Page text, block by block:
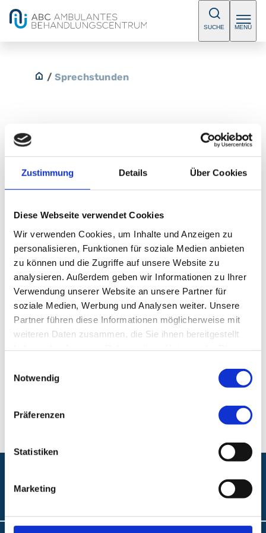
Zustimmung Details Über Cookies
Diese Webseite verwendet Cookies
Wir verwenden Cookies, um Inhalte und Anzeigen zu
personalisieren, Funktionen für soziale Medien anbieten
zu können und die Zugriffe auf unsere Website zu
analysieren. Außerdem geben wir Informationen zu Ihrer
Verwendung unserer Website an unsere Partner für
soziale Medien, Werbung und Analysen weiter. Unsere
Partner führen diese Informationen möglicherweise mit
weiteren Daten zusammen, die Sie ihnen bereitgestellt
Notwendig
Präferenzen
Statistiken
Marketing
SUCHE MENÜ
/ Sprechstunden
Kardiologische Sprechstunde für
Kinder und Jugendliche
Telefon: +49 (0) 911 398-7755
Fax:+49 (0) 911 398-7756
Klinik für Neugeborene, Kinder und Jugendliche
Klinikum Nürnberg, Campus Süd
Breslauer Str. 201
E-Mail: Kinderzentrum@klinikum-nuernberg.de
Folgen Sie uns: